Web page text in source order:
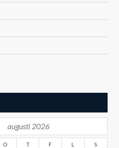
augusti 2026
O T F L S